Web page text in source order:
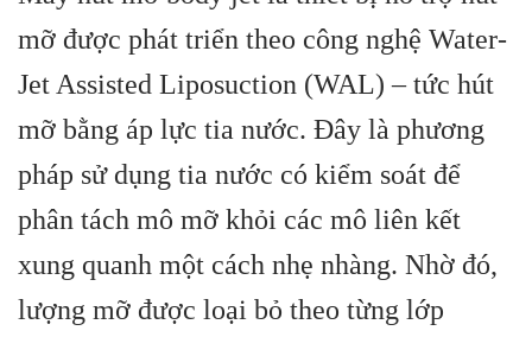
mỡ được phát triển theo công nghệ Water-
Jet Assisted Liposuction (WAL) – tức hút
mỡ bằng áp lực tia nước. Đây là phương
pháp sử dụng tia nước có kiểm soát để
phân tách mô mỡ khỏi các mô liên kết
xung quanh một cách nhẹ nhàng. Nhờ đó,
lượng mỡ được loại bỏ theo từng lớp